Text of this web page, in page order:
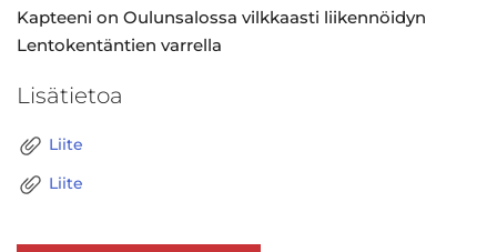
Kapteeni on Oulunsalossa vilkkaasti liikennöidyn
Lentokentäntien varrella
Lisätietoa
Liite
Liite